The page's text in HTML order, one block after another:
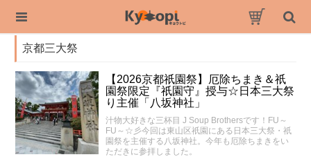
京都三大祭
【2026京都祇園祭】厄除ちまき＆祇
園祭限定『祇園守』授与☆日本三大祭
り主催「八坂神社」
汁物大好きな三杯目 J Soup Brothersです！FU～
FU～☆彡今回は東山区祇園にある日本三大祭・祇
園祭を主催する八坂神社。今年も厄除ちまきをい
ただきに参拝しました。